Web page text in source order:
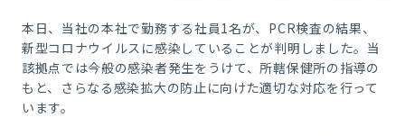
本日、当社の本社で勤務する社員1名が、PCR検査の結果、
新型コロナウイルスに感染していることが判明しました。当
該拠点では今般の感染者発生をうけて、所轄保健所の指導の
もと、さらなる感染拡大の防止に向けた適切な対応を行って
います。